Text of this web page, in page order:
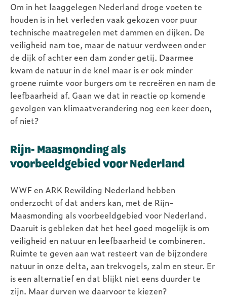
Om in het laaggelegen Nederland droge voeten te
houden is in het verleden vaak gekozen voor puur
technische maatregelen met dammen en dijken. De
veiligheid nam toe, maar de natuur verdween onder
de dijk of achter een dam zonder getij. Daarmee
kwam de natuur in de knel maar is er ook minder
groene ruimte voor burgers om te recreëren en nam de
leefbaarheid af. Gaan we dat in reactie op komende
gevolgen van klimaatverandering nog een keer doen,
of niet?
Rijn- Maasmonding als
voorbeeldgebied voor Nederland
WWF en ARK Rewilding Nederland hebben
onderzocht of dat anders kan, met de Rijn-
Maasmonding als voorbeeldgebied voor Nederland.
Daaruit is gebleken dat het heel goed mogelijk is om
veiligheid en natuur en leefbaarheid te combineren.
Ruimte te geven aan wat resteert van de bijzondere
natuur in onze delta, aan trekvogels, zalm en steur. Er
is een alternatief en dat blijkt niet eens duurder te
zijn. Maar durven we daarvoor te kiezen?